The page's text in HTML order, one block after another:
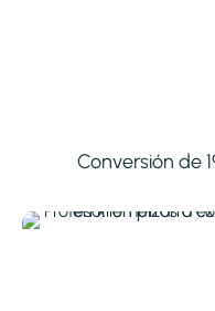
Conversión de